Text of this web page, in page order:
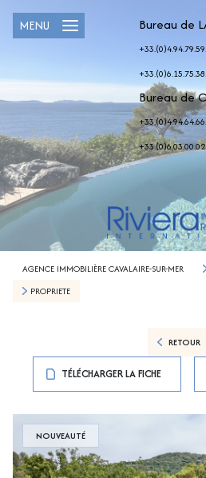
Bureau de
Bureau de
MENU
AGENCE IMMOBILIÈRE CAVALAIRE-SUR-MER
PROPRIETE
RETOUR
TÉLÉCHARGER LA FICHE
NOUVEAUTÉ